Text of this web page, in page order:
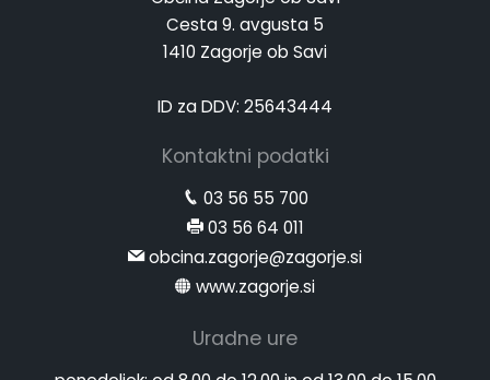
Cesta 9. avgusta 5
1410 Zagorje ob Savi
ID za DDV: 25643444
Kontaktni podatki
03 56 55 700
03 56 64 011
obcina.zagorje@zagorje.si
www.zagorje.si
Uradne ure